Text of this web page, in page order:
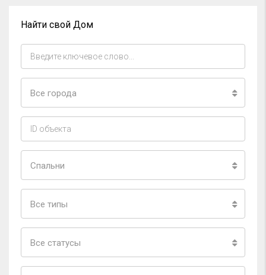
Найти свой Дом
Все города
Спальни
Все типы
Все статусы